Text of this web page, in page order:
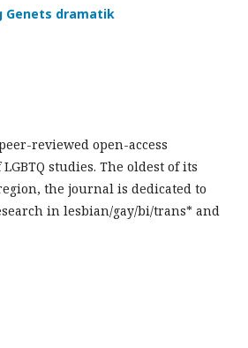
Genets dramatik
reviewed open-access
studies. The oldest of its
the journal is dedicated to
in lesbian/gay/bi/trans* and